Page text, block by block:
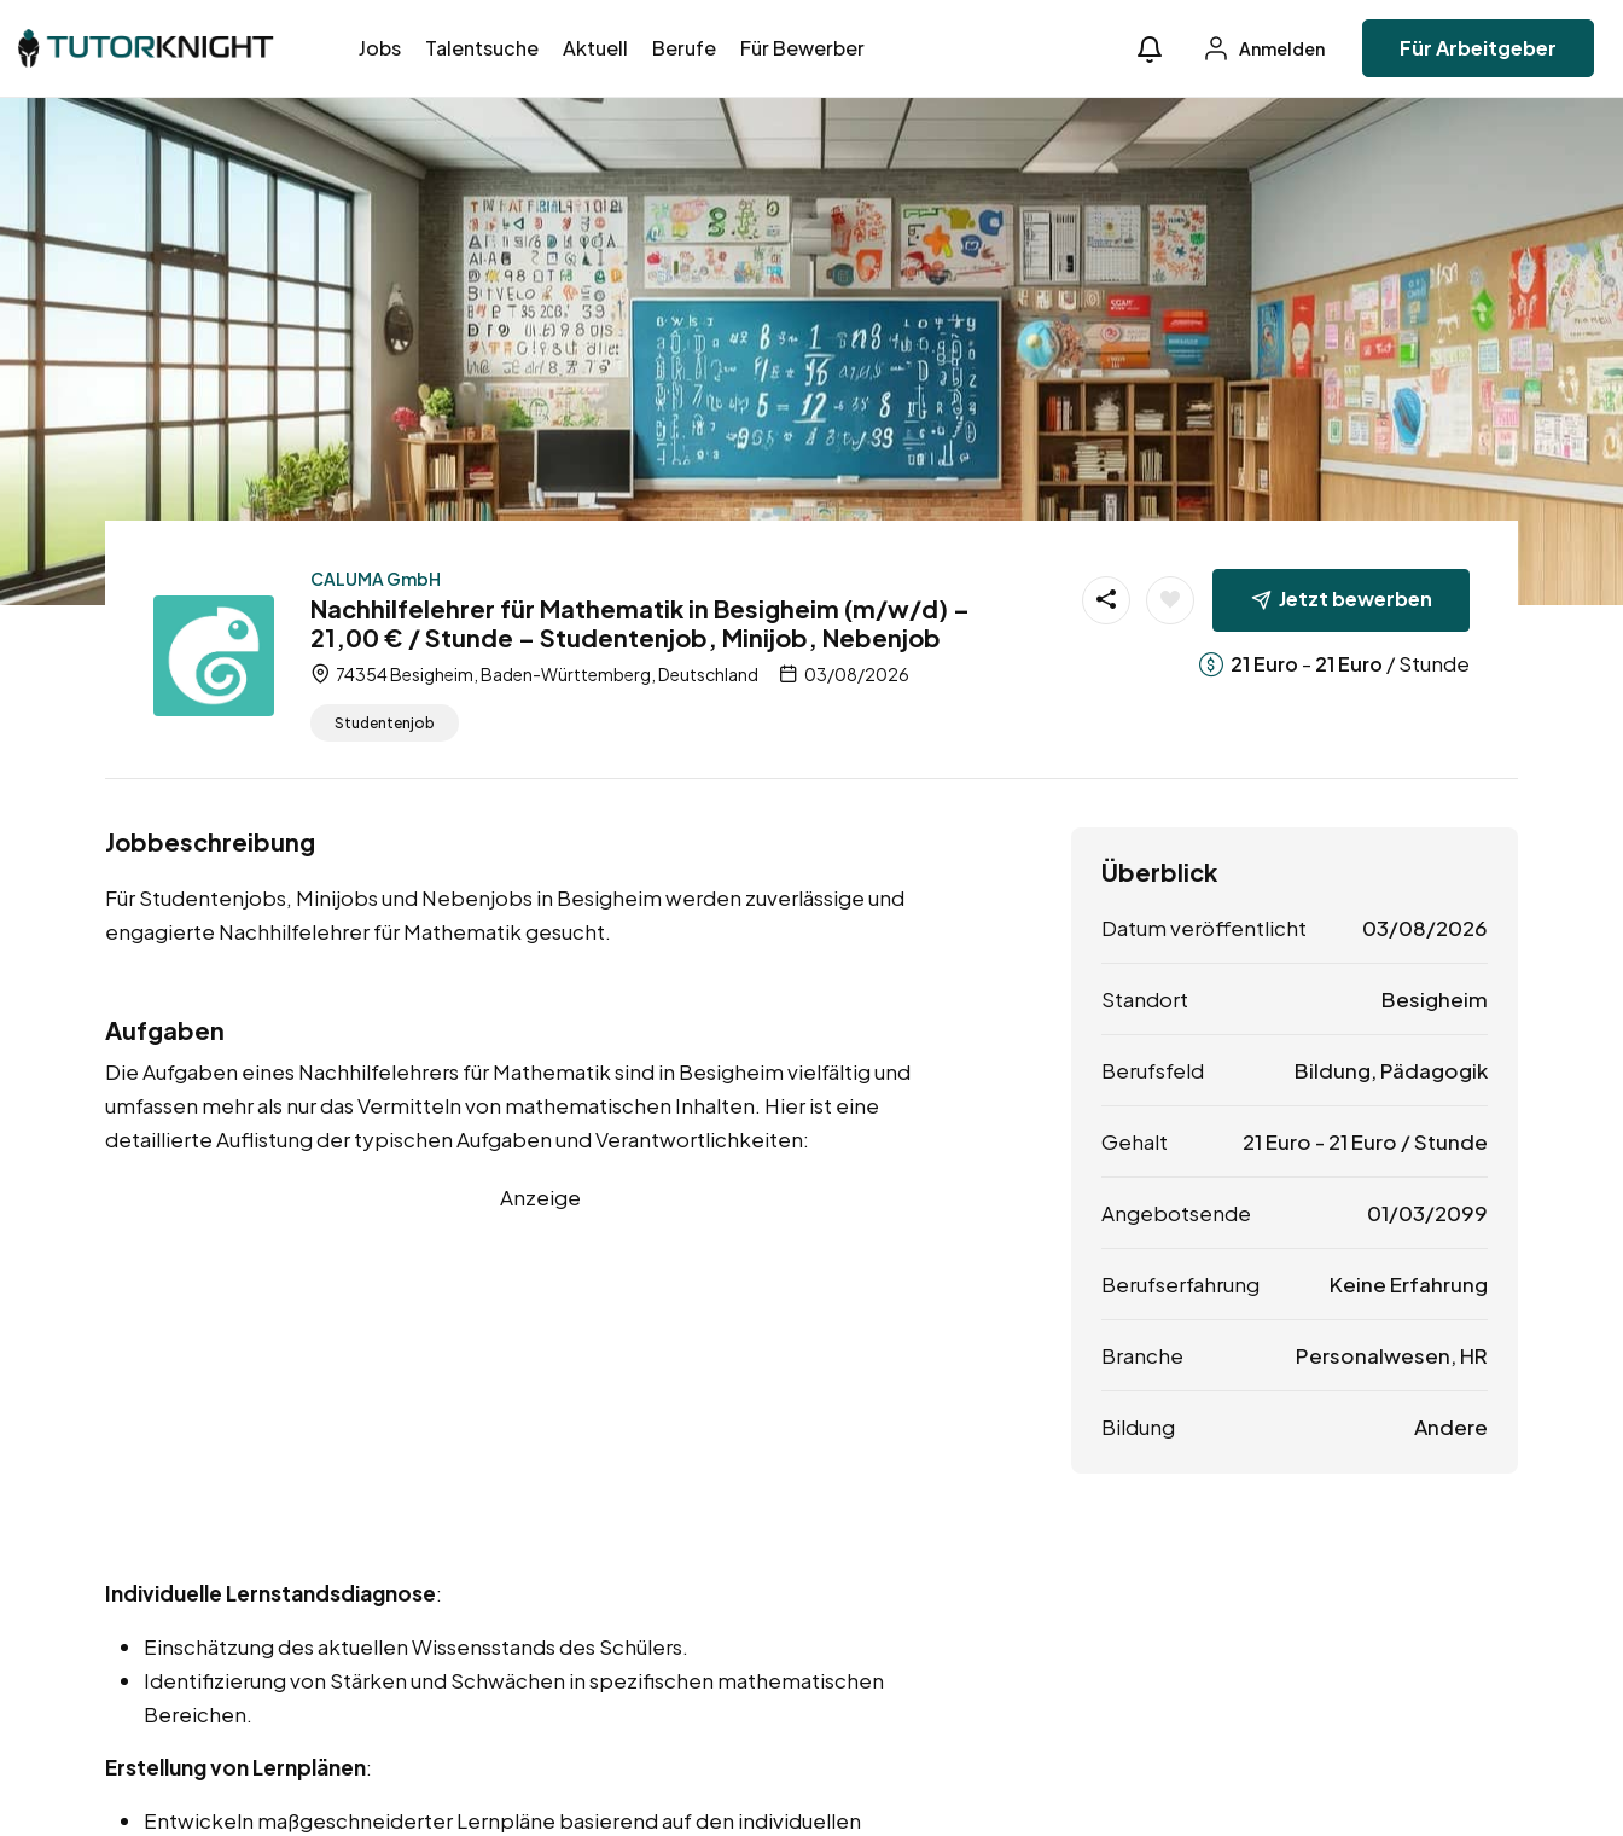
Jobs Talentsuche Aktuell Berufe Für Bewerber Anmelden Für Arbeitgeber
CALUMA GmbH
Nachhilfelehrer für Mathematik in Besigheim (m/w/d) –
21,00 € / Stunde – Studentenjob, Minijob, Nebenjob
74354 Besigheim, Baden-Württemberg, Deutschland 03/08/2026
Studentenjob
Jetzt bewerben
21 Euro - 21 Euro / Stunde
Jobbeschreibung
Für Studentenjobs, Minijobs und Nebenjobs in Besigheim werden zuverlässige und
engagierte Nachhilfelehrer für Mathematik gesucht.
Aufgaben
Die Aufgaben eines Nachhilfelehrers für Mathematik sind in Besigheim vielfältig und
umfassen mehr als nur das Vermitteln von mathematischen Inhalten. Hier ist eine
detaillierte Auflistung der typischen Aufgaben und Verantwortlichkeiten:
Anzeige
Individuelle Lernstandsdiagnose:
Einschätzung des aktuellen Wissensstands des Schülers.
Identifizierung von Stärken und Schwächen in spezifischen mathematischen
Bereichen.
Erstellung von Lernplänen:
Entwickeln maßgeschneiderter Lernpläne basierend auf den individuellen
Überblick
Datum veröffentlicht 03/08/2026
Standort Besigheim
Berufsfeld Bildung, Pädagogik
Gehalt 21 Euro - 21 Euro / Stunde
Angebotsende 01/03/2099
Berufserfahrung Keine Erfahrung
Branche Personalwesen, HR
Bildung Andere